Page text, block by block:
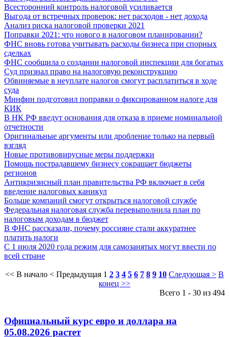
Всесторонний контроль налоговой усиливается
Выгода от встречных проверок: нет расходов - нет дохода
Анализ риска налоговой проверки 2021
Поправки 2021: что нового в налоговом планировании?
ФНС вновь готова учитывать расходы бизнеса при спорных
сделках
ФНС сообщила о создании налоговой инспекции для богатых
Суд признал право на налоговую реконструкцию
Обвиняемые в неуплате налогов смогут расплатиться в ходе
суда
Минфин подготовил поправки о фиксированном налоге для
КИК
В НК РФ введут основания для отказа в приеме номинальной
отчетности
Оригинальные аргументы или дробление только на первый
взгляд
Новые противовирусные меры поддержки
Помощь пострадавшему бизнесу сокращает бюджеты
регионов
Антикризисный план правительства РФ включает в себя
введение налоговых каникул
Больше компаний смогут открыться налоговой службе
Федеральная налоговая служба перевыполнила план по
налоговым доходам в бюджет
В ФНС рассказали, почему россияне стали аккуратнее
платить налоги
С 1 июля 2020 года режим для самозанятых могут ввести по
всей стране
<< В начало < Предыдущая 1 2 3 4 5 6 7 8 9 10 Следующая > В
конец >>
Всего 1 - 30 из 494
Официальный курс евро и доллара на
05.08.2026 растет